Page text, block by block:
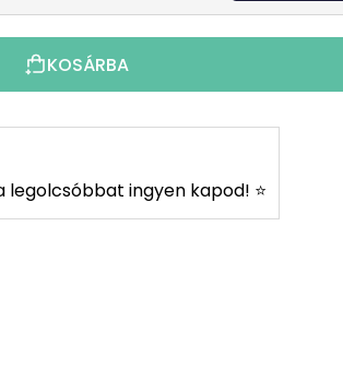
KOSÁRBA
legolcsóbbat ingyen kapod! ⭐